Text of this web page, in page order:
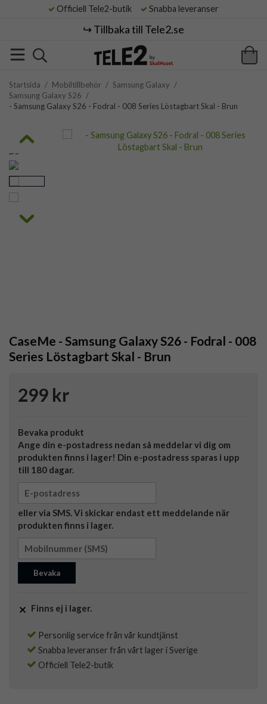
Officiell Tele2-butik Snabba leveranser
↪️ Tillbaka till Tele2.se
Startsida / Mobiltillbehör / Samsung Galaxy /
Samsung Galaxy S26 /
- Samsung Galaxy S26 - Fodral - 008 Series Löstagbart Skal - Brun
CaseMe - Samsung Galaxy S26 - Fodral - 008
Series Löstagbart Skal - Brun
299 kr
Bevaka produkt
Ange din e-postadress nedan så meddelar vi dig om
produkten finns i lager! Din e-postadress sparas i upp
till 180 dagar.
eller via SMS. Vi skickar endast ett meddelande när
produkten finns i lager.
Bevaka
Finns ej i lager.
Personlig service från vår kundtjänst
Snabba leveranser från vårt lager i Sverige
Officiell Tele2-butik